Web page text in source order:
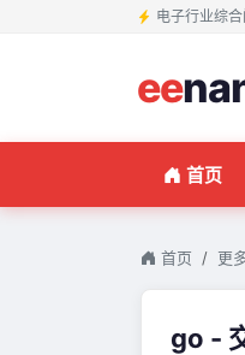
电子行业综合
ee
首页
首页 更
go -